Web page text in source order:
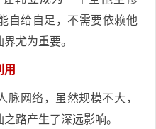
自给自足，不需要依赖他
尤为重要。
用
脉网络，虽然规模不大，
路产生了深远影响。